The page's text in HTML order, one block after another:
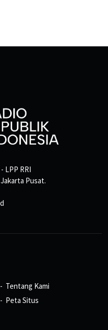
LPP RRI
Pusat.
Tentang Kami
Peta Situs